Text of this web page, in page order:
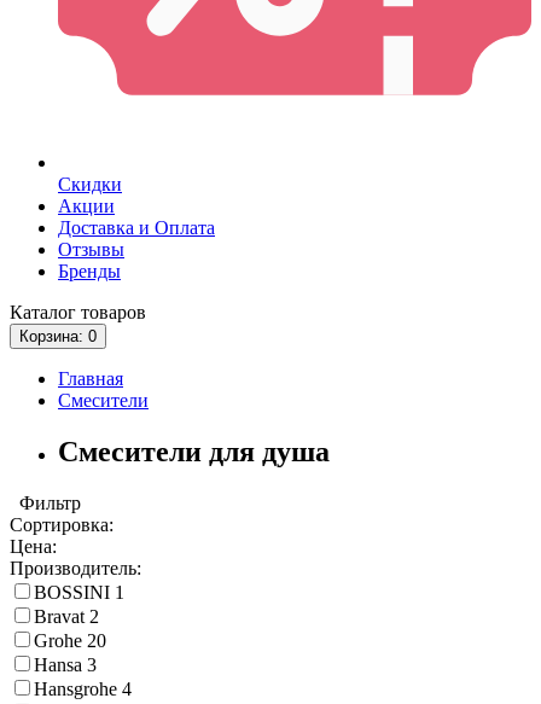
Скидки
Акции
Доставка и Оплата
Отзывы
Бренды
Каталог товаров
Корзина: 0
Главная
Смесители
Смесители для душа
Фильтр
Сортировка:
Цена:
Производитель:
BOSSINI 1
Bravat 2
Grohe 20
Hansa 3
Hansgrohe 4